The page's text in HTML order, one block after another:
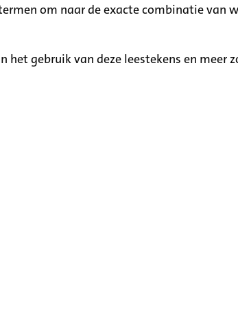
om naar de exacte combinatie van
het gebruik van deze leestekens en meer